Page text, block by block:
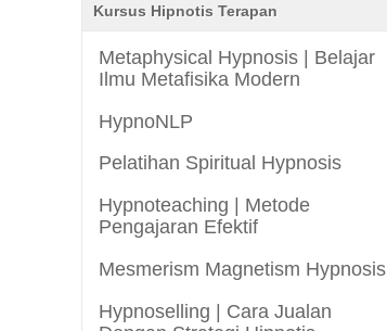
Kursus Hipnotis Terapan
Metaphysical Hypnosis | Belajar
Ilmu Metafisika Modern
HypnoNLP
Pelatihan Spiritual Hypnosis
Hypnoteaching | Metode
Pengajaran Efektif
Mesmerism Magnetism Hypnosis
Hypnoselling | Cara Jualan